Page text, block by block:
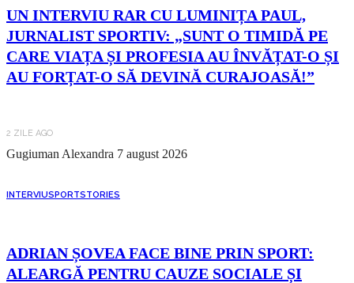
UN INTERVIU RAR CU LUMINIȚA PAUL,
JURNALIST SPORTIV: „SUNT O TIMIDĂ PE
CARE VIAȚA ȘI PROFESIA AU ÎNVĂȚAT-O ȘI
AU FORȚAT-O SĂ DEVINĂ CURAJOASĂ!”
2 ZILE AGO
Gugiuman Alexandra 7 august 2026
INTERVIUSPORTSTORIES
ADRIAN ȘOVEA FACE BINE PRIN SPORT:
ALEARGĂ PENTRU CAUZE SOCIALE ȘI